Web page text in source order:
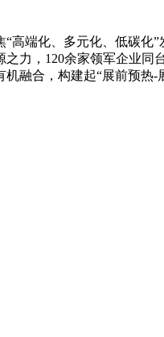
“高端化、多元化、低碳
之力，120余家领军企业
融合，构建起“展前预热-